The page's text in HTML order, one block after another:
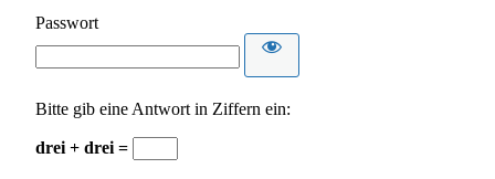
Passwort
Bitte gib eine Antwort in Ziffern ein:
drei + drei =